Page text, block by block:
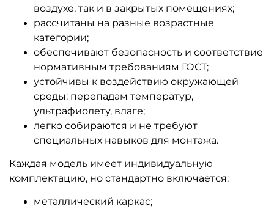
воздухе, так и в закрытых помещениях;
рассчитаны на разные возрастные
категории;
обеспечивают безопасность и соответствие
нормативным требованиям ГОСТ;
устойчивы к воздействию окружающей
среды: перепадам температур,
ультрафиолету, влаге;
легко собираются и не требуют
специальных навыков для монтажа.
Каждая модель имеет индивидуальную
комплектацию, но стандартно включается:
металлический каркас;